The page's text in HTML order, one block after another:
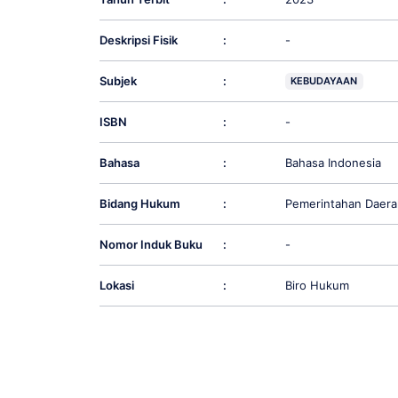
Deskripsi Fisik : -
Subjek : KEBUDAYAAN
ISBN : -
Bahasa : Bahasa Indonesia
Bidang Hukum : Pemerintahan
Nomor Induk Buku : -
Lokasi : Biro Hukum